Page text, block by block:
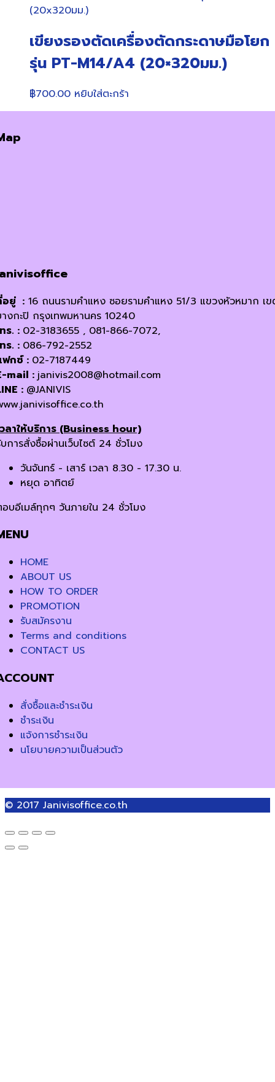
฿5,500.00.
เขียงรองตัดเครื่องตัดกระดาษมือโยก
รุ่น PT-M14/A4 (20×320มม.)
฿700.00 หยิบใส่ตะกร้า
อยู่ : 16 ถนนรามคำแหง ซอยรามคำแหง 51/3 แขวงหัวหมาก เ
งกะปิ กรุงเทพมหานคร 10240
ร. : 02-3183655 , 081-866-7072,
ร. : 086-792-2552
กซ์ : 02-7187449
mail : janivis2008@hotmail.com
: @JANIVIS
ลาให้บริการ (Business hour)
การสั่งซื้อผ่านเว็บไซต์ 24 ชั่วโมง
วันจันทร์ - เสาร์ เวลา 8.30 - 17.30 น.
หยุด อาทิตย์
บอีเมล์ทุกๆ วันภายใน 24 ชั่วโมง
HOME
ABOUT US
HOW TO ORDER
PROMOTION
รับสมัครงาน
Terms and conditions
CONTACT US
สั่งซื้อและชำระเงิน
ชำระเงิน
แจ้งการชำระเงิน
นโยบายความเป็นส่วนตัว
© 2017 Janivisoffice.co.th